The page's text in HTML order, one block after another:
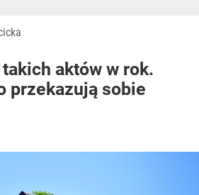
aktów w rok.
przekazują sobie